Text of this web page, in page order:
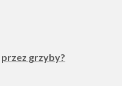
grzyby?